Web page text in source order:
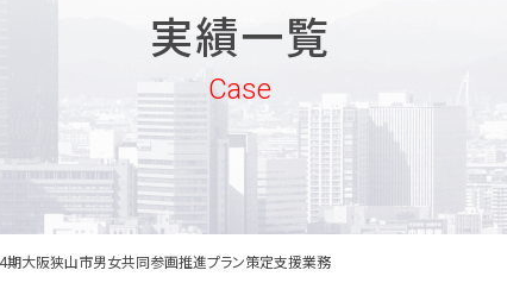
実績一覧
健康経営優良法人取得支援
企業向けヘルスケア・健康
沿革
めいほうの取り組み
めいほうの歴史
実績一覧
Case
期大阪狭山市男女共同参画推進プラン策定支援業務